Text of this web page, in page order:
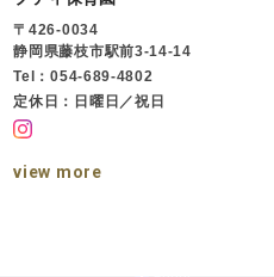
〒426-0034
静岡県藤枝市駅前3-14-14
Tel：054-689-4802
定休日：日曜日／祝日
view more